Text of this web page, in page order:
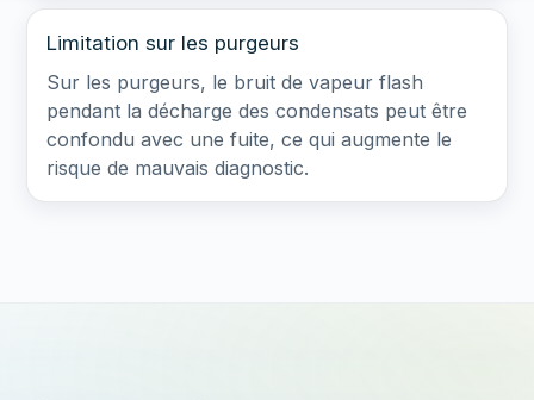
Limitation sur les purgeurs
Sur les purgeurs, le bruit de vapeur flash
pendant la décharge des condensats peut être
confondu avec une fuite, ce qui augmente le
risque de mauvais diagnostic.